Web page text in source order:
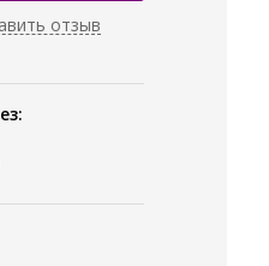
отзыв